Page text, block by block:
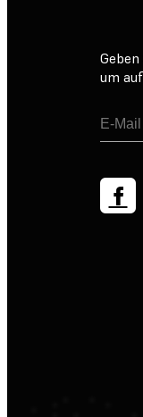
um